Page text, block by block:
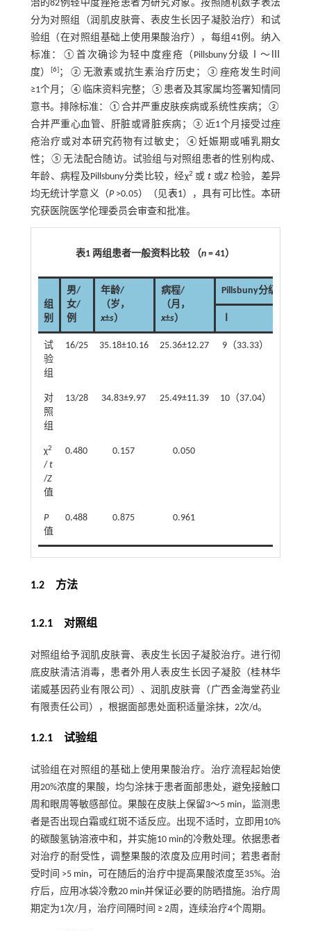
治的82例轻中度痤疮患者为研究对象。按照随机数字表法
分为对照组（润肌皮肤膏、表皮生长因子凝胶治疗）和试
验组（在对照组基础上使用果酸治疗），每组41例。纳入
标准：①首次确诊为轻中度痤疮（Pillsbuny分级Ⅰ～Ⅲ
度）[6] ；②无激素或抗生素治疗历史；③痤疮发生时间
≥1个月；④临床资料完整；⑤患者及其家属均签署知情同
意书。排除标准：①合并严重皮肤疾病或系统性疾病；②
合并严重心血管、肝脏或肾脏疾病；③近1个月接受过痤
疮治疗或对本研究药物有过敏史；④妊娠期或哺乳期女
性；⑤无法配合随访。试验组与对照组患者的性别构成、
年龄、病程及Pillsbuny分类比较，经χ2 或t 或Z 检验，差异
均无统计学意义（P>0.05）（见表1），具有可比性。本研
究获医院医学伦理委员会审查和批准。
表1 两组患者一般资料比较 （n = 41）
组
别
男/
女/
例
年龄/
（岁，
x±s）
病程/
（月，
x±s）
Pillsbuny分级 例（%
试
验
组
16/25 35.18±10.16 25.36±12.27 9（33.33）
对
照
组
13/28 34.83±9.97 25.49±11.39 10（37.04）
χ2
/ t
/Z
值
0.480 0.157 0.050
P
值
0.488 0.875 0.961
1.2 方法
1.2.1 对照组
对照组给予润肌皮肤膏、表皮生长因子凝胶治疗。进行彻
底皮肤清洁消毒，患者外用人表皮生长因子凝胶（桂林华
诺威基因药业有限公司）、润肌皮肤膏（广西金海堂药业
有限责任公司），根据面部患处面积适量涂抹，2次/d。
1.2.1 试验组
试验组在对照组的基础上使用果酸治疗。治疗流程起始使
用20%浓度的果酸，均匀涂抹于患者面部患处，避免接触口
周和眼周等敏感部位。果酸在皮肤上保留3～5 min，监测患
者是否出现白霜或红斑不适反应。出现不适时，立即用10%
的碳酸氢钠溶液中和，并实施10 min的冷敷处理。依据患者
对治疗的耐受性，调整果酸的浓度及应用时间；若患者耐
受时间 >5 min，可在随后的治疗中提高果酸浓度至35%。治
疗后，应用冰袋冷敷20 min并保证必要的防晒措施。治疗周
期定为1次/月，治疗间隔时间 ≥ 2周，连续治疗4个周期。